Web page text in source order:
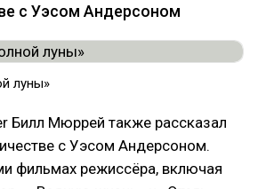
с Уэсом Андерсоном
луны»
Билл Мюррей также рассказал
с Уэсом Андерсоном.
фильмах режиссёра, включая